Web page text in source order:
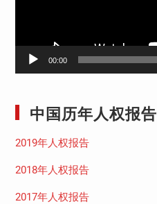
00:00
中国历年人权报告
2019年人权报告
2018年人权报告
2017年人权报告